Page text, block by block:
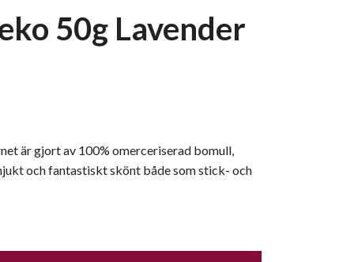
50g Lavender
är gjort av 100% omerceriserad bomull,
och fantastiskt skönt både som stick- och